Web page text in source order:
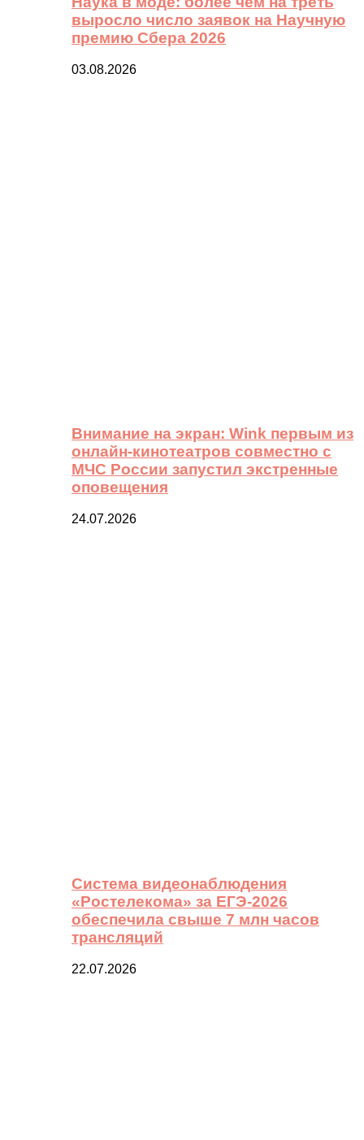
выросло число заявок на Научную
премию Сбера 2026
03.08.2026
Внимание на экран: Wink первым из
онлайн-кинотеатров совместно с
МЧС России запустил экстренные
оповещения
24.07.2026
Система видеонаблюдения
«Ростелекома» за ЕГЭ-2026
обеспечила свыше 7 млн часов
трансляций
22.07.2026